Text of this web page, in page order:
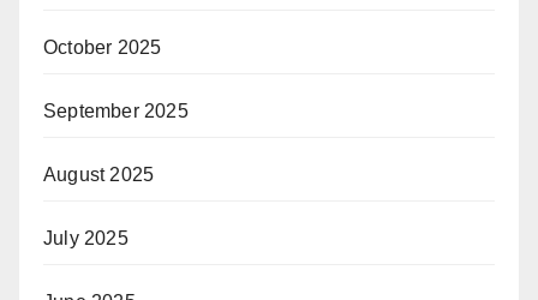
October 2025
September 2025
August 2025
July 2025